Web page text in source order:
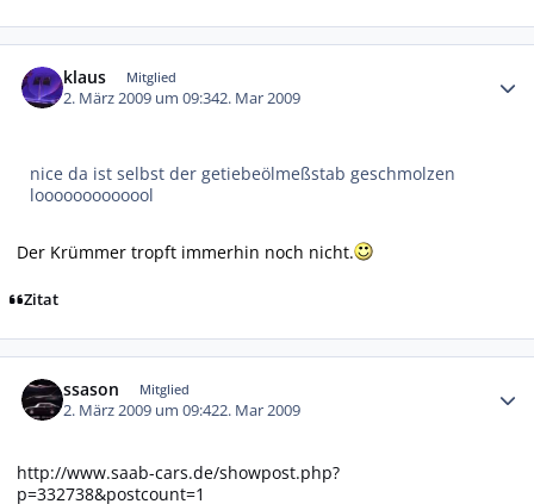
klaus Mitglied
2. März 2009 um 09:342. Mar 2009
nice da ist selbst der getiebeölmeßstab geschmolzen
looooooooooool
Der Krümmer tropft immerhin noch nicht.
Zitat
ssason Mitglied
2. März 2009 um 09:422. Mar 2009
http://www.saab-cars.de/showpost.php?
p=332738&postcount=1